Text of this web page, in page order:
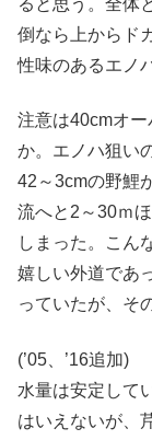
倒なら上からド
性味のあるエノ
注意は40cmオ
か。エノハ狙い
42～3cmの野鯉
流へと2～30ｍ
しまった。こん
嬉しい外道であ
っていたが、そ
(’05、’16追加)
水量は安定して
はいえないが、